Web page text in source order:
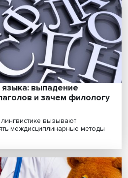
интеллекта от
люди, но и нейросети. Чем
последние, тем сло......